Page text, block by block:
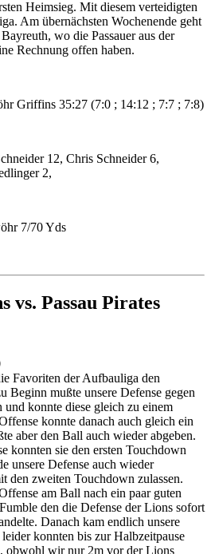
Heimsieg. Mit diesem verteidigten
Am übernächsten Wochenende geht
wo die Passauer aus der
Rechnung offen haben.
Griffins 35:27 (7:0 ; 14:12 ; 7:7 ; 7:8)
12, Chris Schneider 6,
2,
7/70 Yds
vs. Passau Pirates
Favoriten der Aufbauliga den
Beginn mußte unsere Defense gegen
konnte diese gleich zu einem
konnte danach auch gleich ein
aber den Ball auch wieder abgeben.
konnten sie den ersten Touchdown
unsere Defense auch wieder
den zweiten Touchdown zulassen.
am Ball nach ein paar guten
den die Defense der Lions sofort
Danach kam endlich unsere
konnten bis zur Halbzeitpause
obwohl wir nur 2m vor der Lions